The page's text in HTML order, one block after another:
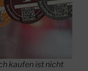
kaufen ist nicht